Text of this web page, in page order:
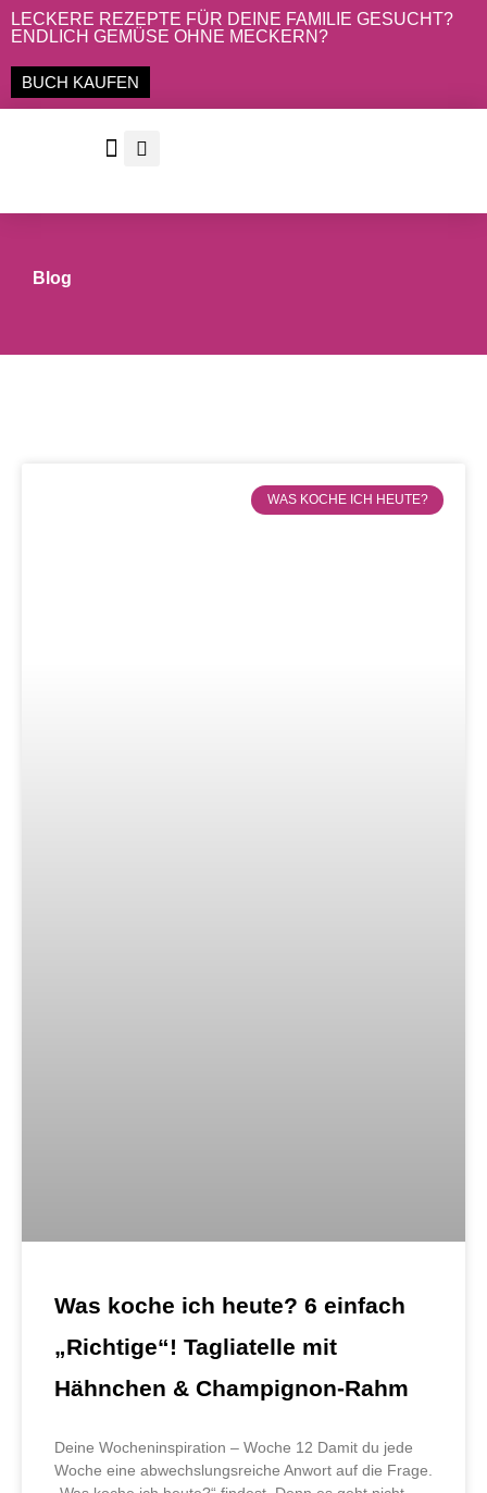
Zum
Inhalt
springen
LECKERE REZEPTE FÜR DEINE FAMILIE GESUCHT?
ENDLICH GEMÜSE OHNE MECKERN?
BUCH KAUFEN
Blog
WAS KOCHE ICH HEUTE?
Was koche ich heute? 6 einfach
„Richtige“! Tagliatelle mit
Hähnchen & Champignon-Rahm
Deine Wocheninspiration – Woche 12 Damit du jede
Woche eine abwechslungsreiche Anwort auf die Frage.